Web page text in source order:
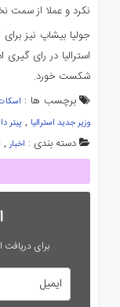
نکرد و عملا از سمت
جولیا بیشاپ نیز
شکست خورد.
برچسب ها :
وزیر جدید استرالیا , پیتر
دسته بندی : اخبار,
برای دریافت